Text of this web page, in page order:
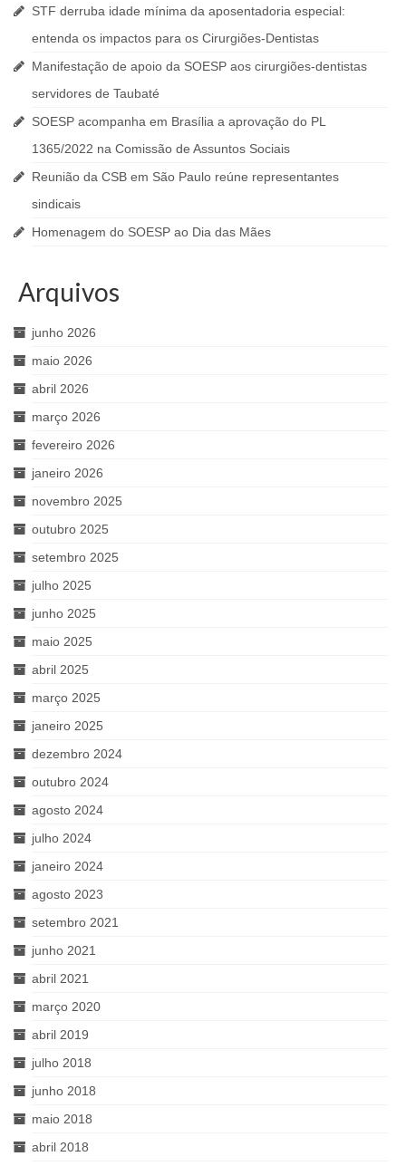
STF derruba idade mínima da aposentadoria especial:
entenda os impactos para os Cirurgiões-Dentistas
Manifestação de apoio da SOESP aos cirurgiões-dentistas
servidores de Taubaté
SOESP acompanha em Brasília a aprovação do PL
1365/2022 na Comissão de Assuntos Sociais
Reunião da CSB em São Paulo reúne representantes
sindicais
Homenagem do SOESP ao Dia das Mães
Arquivos
junho 2026
maio 2026
abril 2026
março 2026
fevereiro 2026
janeiro 2026
novembro 2025
outubro 2025
setembro 2025
julho 2025
junho 2025
maio 2025
abril 2025
março 2025
janeiro 2025
dezembro 2024
outubro 2024
agosto 2024
julho 2024
janeiro 2024
agosto 2023
setembro 2021
junho 2021
abril 2021
março 2020
abril 2019
julho 2018
junho 2018
maio 2018
abril 2018